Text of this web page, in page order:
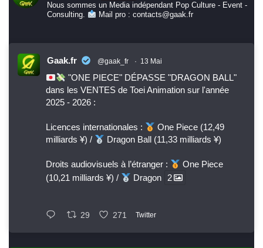
Nous sommes un Media indépendant Pop Culture - Event -
Consulting.
Mail pro : contacts@gaak.fr
Gaak.fr @gaak_fr · 13 Mai
"ONE PIECE" DÉPASSE "DRAGON BALL"
dans les VENTES de Toei Animation sur l'année
2025 - 2026 :
Licences internationales :
One Piece (12,49
milliards ¥) /
Dragon Ball (11,33 milliards ¥)
Droits audiovisuels à l’étranger :
One Piece
(10,21 milliards ¥) /
Dragon 2
29 271 Twitter